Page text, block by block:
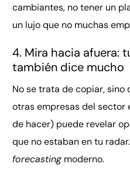
cambiantes, no tener un
un lujo que no muchas
4. Mira hacia afuera:
también dice mucho
No se trata de copiar, sino
otras empresas del sector
de hacer) puede revelar
que no estaban en tu
forecasting moderno.